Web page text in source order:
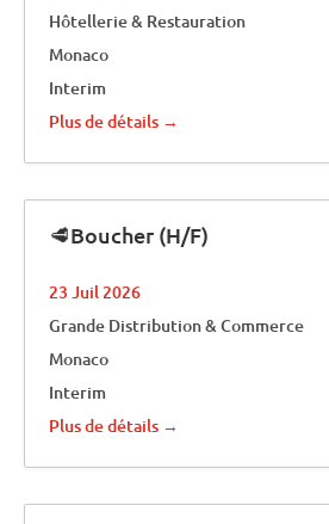
Hôtellerie & Restauration
Monaco
Interim
Plus de détails
🥩Boucher (H/F)
23 Juil 2026
Grande Distribution & Commerce
Monaco
Interim
Plus de détails